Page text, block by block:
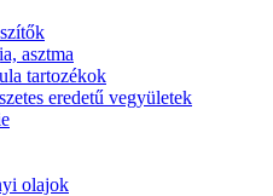
asztma
tartozékok
eredetű vegyületek
olajok